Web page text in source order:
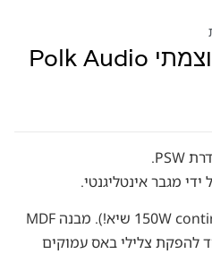
שיא
!). מבנה MDF
באס עמוקים